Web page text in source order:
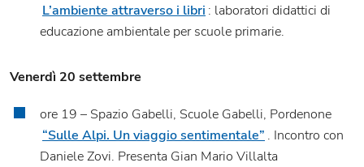
L’ambiente attraverso i libri: laboratori didattici di
educazione ambientale per scuole primarie.
Venerdì 20 settembre
ore 19 – Spazio Gabelli, Scuole Gabelli, Pordenone
“Sulle Alpi. Un viaggio sentimentale”. Incontro con
Daniele Zovi. Presenta Gian Mario Villalta